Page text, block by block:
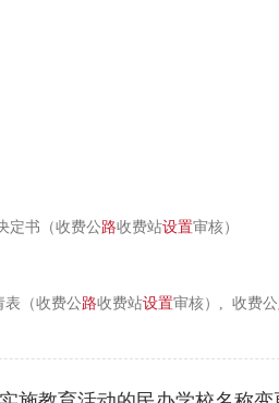
定书（收费公路收费站设置审核）
表（收费公路收费站设置审核）, 收费公